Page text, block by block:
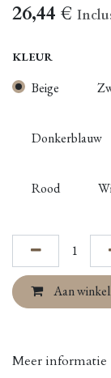
26,44 €
KLEUR
Beige
Donkerblauw
Rood
Aan
Meer informatie